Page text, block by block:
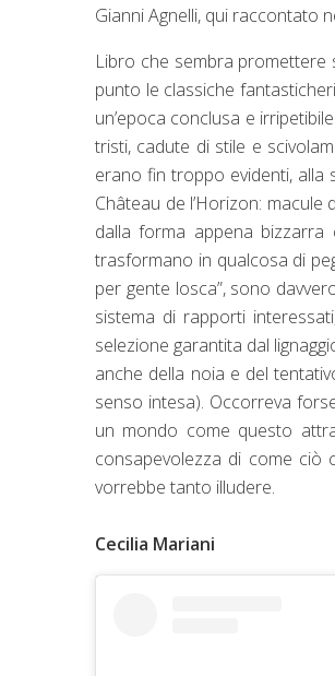
Gianni Agnelli, qui raccontato
Libro che sembra promettere
punto le classiche
un’epoca conclusa e
tristi, cadute di stile e
erano fin troppo evidenti, alla
Château de l’Horizon: macule
dalla forma appena
trasformano in qualcosa di
per gente losca”, sono
sistema di rapporti
selezione garantita dal
anche della noia e del
senso intesa). Occorreva
un mondo come questo
consapevolezza di come ciò
vorrebbe tanto illudere.
Cecilia Mariani